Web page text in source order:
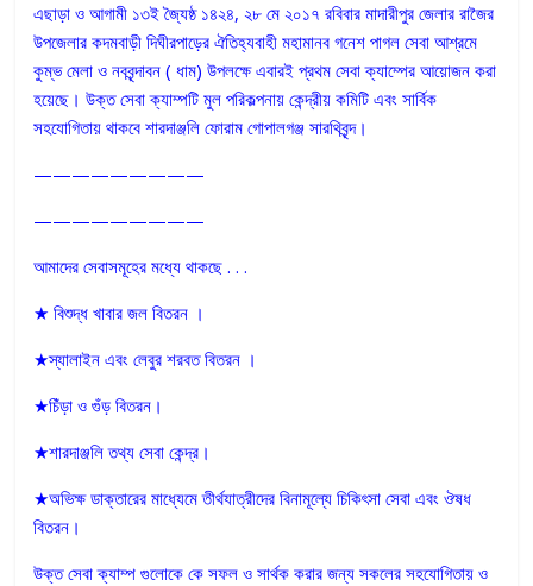
এছাড়া ও আগামী ১৩ই জ্যৈষ্ঠ ১৪২৪, ২৮ মে ২০১৭ রবিবার মাদারীপুর জেলার রাজৈর
উপজেলার কদমবাড়ী দিঘীরপাড়ের ঐতিহ্যবাহী মহামানব গনেশ পাগল সেবা আশ্রমে
কুম্ভ মেলা ও নববৃন্দাবন ( ধাম) উপলক্ষে এবারই প্রথম সেবা ক্যাম্পের আয়োজন করা
হয়েছে। উক্ত সেবা ক্যাম্পটি মুল পরিকল্পনায় কেন্দ্রীয় কমিটি এবং সার্বিক
সহযোগিতায় থাকবে শারদাঞ্জলি ফোরাম গোপালগঞ্জ সারথিবৃন্দ।
—————————
—————————
আমাদের সেবাসমূহের মধ্যে থাকছে . . .
★ বিশুদ্ধ খাবার জল বিতরন ।
★স্যালাইন এবং লেবুর শরবত বিতরন ।
★চিঁড়া ও গুঁড় বিতরন।
★শারদাঞ্জলি তথ্য সেবা কেন্দ্র।
★অভিক্ষ ডাক্তারের মাধ্যেমে তীর্থযাত্রীদের বিনামূল্যে চিকিৎসা সেবা এবং ঔষধ
বিতরন।
উক্ত সেবা ক্যাম্প গুলোকে কে সফল ও সার্থক করার জন্য সকলের সহযোগিতায় ও